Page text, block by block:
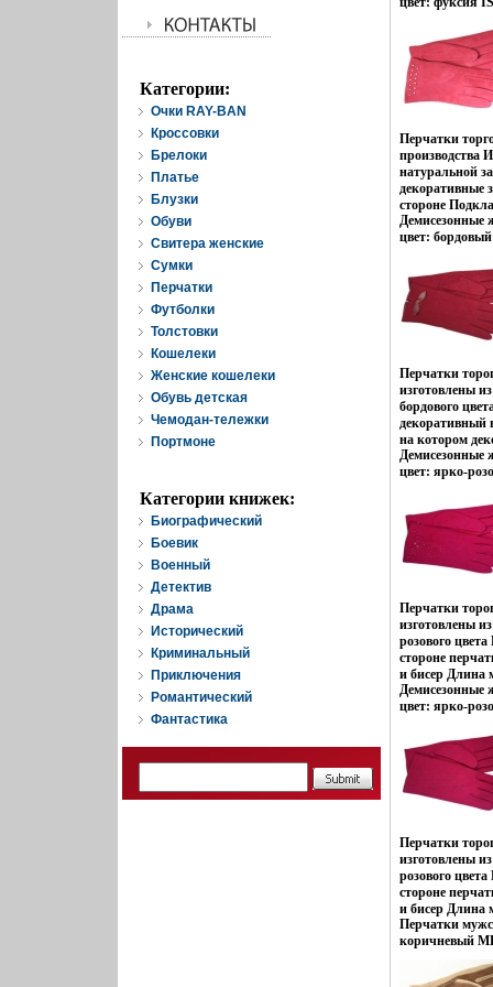
Категории:
Очки RAY-BAN
Кроссовки
Брелоки
Платье
Блузки
Обуви
Свитера женские
Cумки
Перчатки
Футболки
Толстовки
Кошелеки
Женские кошелеки
Обувь детская
Чемодан-тележки
Портмоне
Категории книжек:
Биографический
Боевик
Военный
Детектив
Драма
Исторический
Криминальный
Приключения
Романтический
Фантастика
удлиненная
Размер:
Перчатки
производства
натуральной
декоративные
стороне
от нижней
бютфкдо края
Торговая
Размер: 7;75
Демисезонные
цвет:
Перчатки
изготовлены
бордового
декоративный
на котором
Длина
большого
Торговая
Размер: M;S
Демисезонные
цвет: ярко-
Перчатки
изготовлены
розового
стороне
и бисер Длина
большого
5 5 см Длина
ярко-
Румыния.
Демисезонные
цвет: ярко-
Перчатки
изготовлены
розового
стороне
и бисер Длина
большого
5 5 см Длина
PH-75
ярко-
Перчатки
коричневый